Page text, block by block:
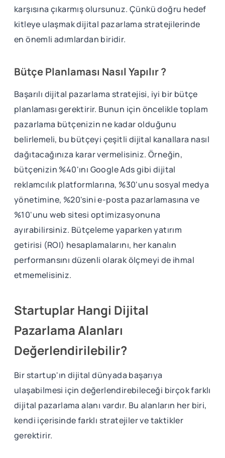
karşısına çıkarmış olursunuz. Çünkü doğru hedef
kitleye ulaşmak dijital pazarlama stratejilerinde
en önemli adımlardan biridir.
Bütçe Planlaması Nasıl Yapılır ?
Başarılı dijital pazarlama stratejisi, iyi bir bütçe
planlaması gerektirir. Bunun için öncelikle toplam
pazarlama bütçenizin ne kadar olduğunu
belirlemeli, bu bütçeyi çeşitli dijital kanallara nasıl
dağıtacağınıza karar vermelisiniz. Örneğin,
bütçenizin %40'ını Google Ads gibi dijital
reklamcılık platformlarına, %30'unu sosyal medya
yönetimine, %20'sini e-posta pazarlamasına ve
%10'unu web sitesi optimizasyonuna
ayırabilirsiniz. Bütçeleme yaparken yatırım
getirisi (ROI) hesaplamalarını, her kanalın
performansını düzenli olarak ölçmeyi de ihmal
etmemelisiniz.
Startuplar Hangi Dijital
Pazarlama Alanları
Değerlendirilebilir?
Bir startup'ın dijital dünyada başarıya
ulaşabilmesi için değerlendirebileceği birçok farklı
dijital pazarlama alanı vardır. Bu alanların her biri,
kendi içerisinde farklı stratejiler ve taktikler
gerektirir.